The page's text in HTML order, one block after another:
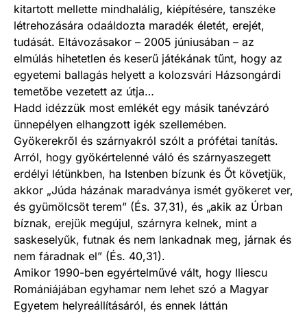
kitartott mellette mindhalálig, kiépítésére, tanszéke
létrehozására odaáldozta maradék életét, erejét,
tudását. Eltávozásakor – 2005 júniusában – az
elmúlás hihetetlen és keserű játékának tűnt, hogy az
egyetemi ballagás helyett a kolozsvári Házsongárdi
temetőbe vezetett az útja…
Hadd idézzük most emlékét egy másik tanévzáró
ünnepélyen elhangzott igék szellemében.
Gyökerekről és szárnyakról szólt a prófétai tanítás.
Arról, hogy gyökértelenné váló és szárnyaszegett
erdélyi létünkben, ha Istenben bízunk és Őt követjük,
akkor „Júda házának maradványa ismét gyökeret ver,
és gyümölcsöt terem” (És. 37,31), és „akik az Úrban
bíznak, erejük megújul, szárnyra kelnek, mint a
saskeselyűk, futnak és nem lankadnak meg, járnak és
nem fáradnak el” (És. 40,31).
Amikor 1990-ben egyértelművé vált, hogy Iliescu
Romániájában egyhamar nem lehet szó a Magyar
Egyetem helyreállításáról, és ennek láttán